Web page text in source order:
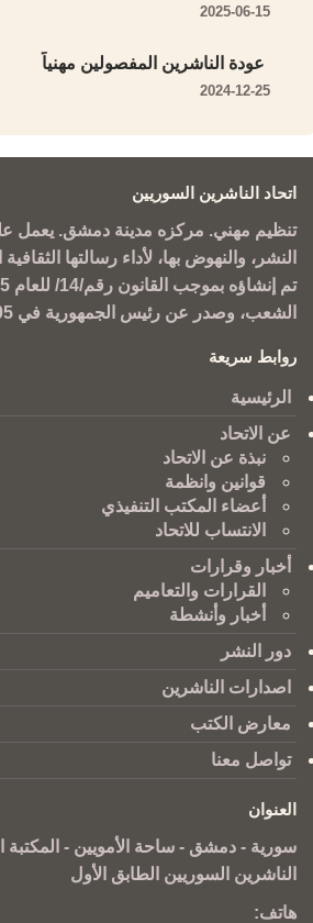
2025-06-15
عودة الناشرين المفصولين مهنياً
2024-12-25
اتحاد الناشرين السوريين
تنظيم مهني. مركزه مدينة دمشق. يعمل
النشر، والنهوض بها، لأداء رسالتها الثقافية
الشعب، وصدر عن رئيس الجمهورية في 26/5/2005
روابط سريعة
الرئيسية
عن الاتحاد
نبذة عن الاتحاد
قوانين وانظمة
أعضاء المكتب التنفيذي
الانتساب للاتحاد
أخبار وقرارات
القرارات والتعاميم
أخبار وأنشطة
دور النشر
اصدارات الناشرين
معارض الكتب
تواصل معنا
العنوان
سورية - دمشق - ساحة الأمويين - المكتبة
الناشرين السوريين الطابق الأول
هاتف: